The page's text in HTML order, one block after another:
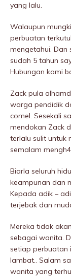
yang lalu.
Walaupun
perbuatan
mengetahui. Dan
sudah 5 tahun
Hubungan kami
Zack pula
warga pendidik
comel. Sesekali
mendokan Zack
terlalu sulit untuk
semalam
Biarla seluruh
keampunan dan
Kepada adik –
terjebak dan
Mereka tidak
sebagai wanita.
setiap perbuatan
lambat.. Salam
wanita yang